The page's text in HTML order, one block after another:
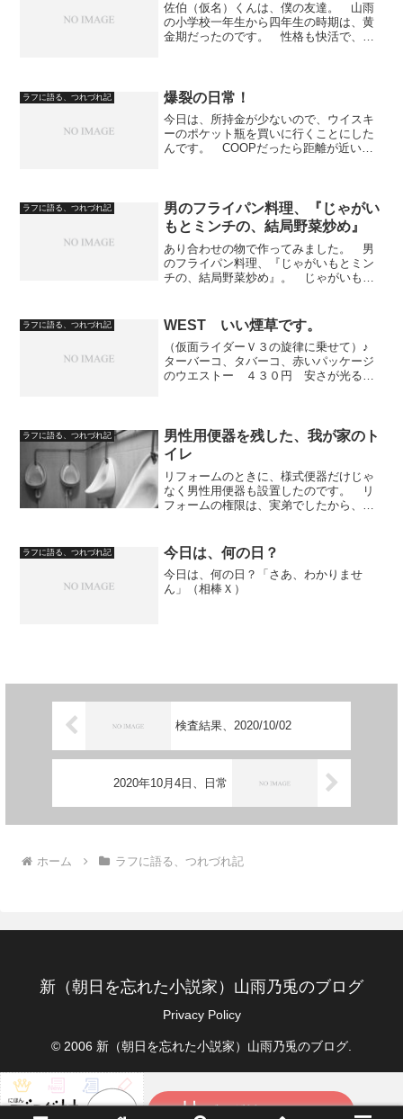
佐伯（仮名）くんは、僕の友達。 山雨
の小学校一年生から四年生の時期は、黄
金期だったのです。 性格も快活で、勉
いました。 お互いの家に...
ラフに語る、つれづれ記 爆裂の日常！
今日は、所持金が少ないので、ウイスキ
ーのポケット瓶を買いに行くことにした
んです。 COOPだったら距離が近いの
足を伸ばしました。 店につ...
ラフに語る、つれづれ記
男のフライパン料理、『じゃがい
もとミンチの、結局野菜炒め』
あり合わせの物で作ってみました。 男
のフライパン料理、『じゃがいもとミン
チの、結局野菜炒め』。 じゃがいもが
です。 それで、最初にじゃがいもを投
入して焼きます。 その後...
ラフに語る、つれづれ記 WEST いい煙草です。
（仮面ライダーＶ３の旋律に乗せて）♪
ターバーコ、タバーコ、赤いパッケージ
のウエストー ４３０円 安さが光る
渡る 敵は、地獄の、増税だ...
ラフに語る、つれづれ記
男性用便器を残した、我が家のト
イレ
リフォームのときに、様式便器だけじゃ
なく男性用便器も設置したのです。 リ
フォームの権限は、実弟でしたから、実
男性用便器がありませんよね。 調べた
わけではありませんが。 男...
ラフに語る、つれづれ記 今日は、何の日？
今日は、何の日？「さあ、わかりませ
ん」（相棒Ｘ）
検査結果、2020/10/02
2020年10月4日、日常
ホーム ラフに語る、つれづれ記
新（朝日を忘れた小説家）山雨乃兎のブログ
Privacy Policy
© 2006 新（朝日を忘れた小説家）山雨乃兎のブログ.